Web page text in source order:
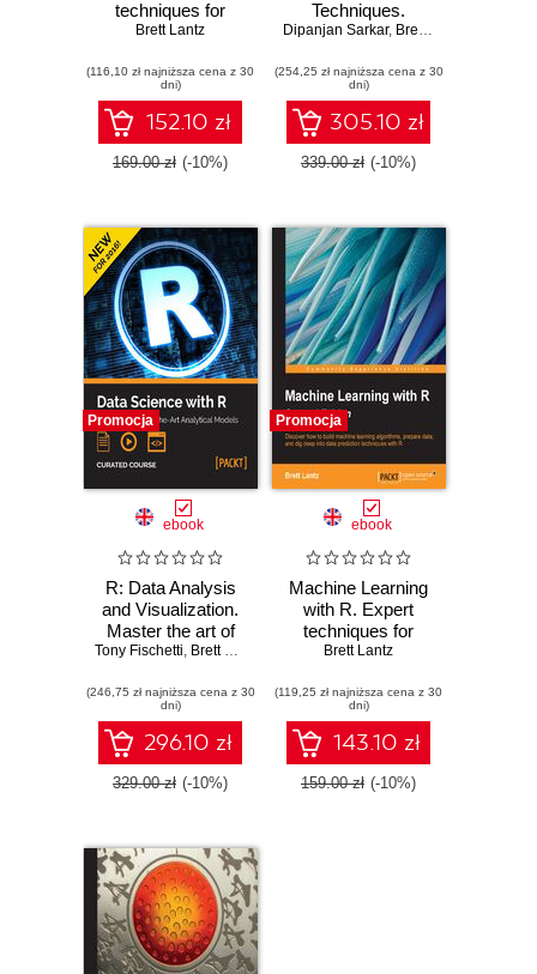
techniques for
predictive modeling
Brett Lantz
(116,10 zł najniższa cena z 30
dni)
152.10 zł
169.00 zł (-10%)
Techniques.
Smarter data
Dipanjan Sarkar, Brett Lantz
(254,25 zł najniższa cena z 30
dni)
305.10 zł
339.00 zł (-10%)
Promocja
ebook
R: Data Analysis
and Visualization.
Master the art of
building analytical
Tony Fischetti, Brett Lantz Hrishi V. Mittal ,Bater Makhabel
(246,75 zł najniższa cena z 30
dni)
296.10 zł
329.00 zł (-10%)
Promocja
ebook
Machine Learning
with R. Expert
techniques for
predictive modeling
data analysis
problems - Second
Edition
Brett Lantz
(119,25 zł najniższa cena z 30
dni)
143.10 zł
159.00 zł (-10%)